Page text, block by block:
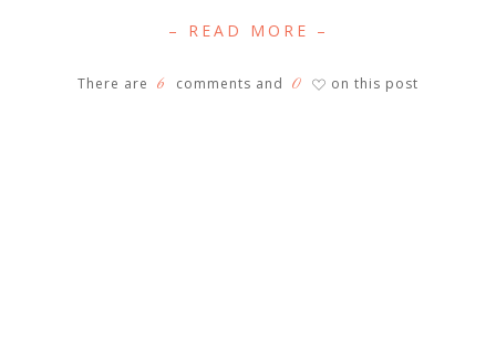
– READ MORE –
There are 6 comments and 0 ♡ on this post